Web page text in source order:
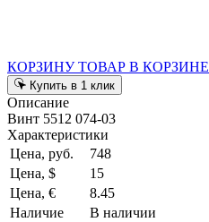
КОРЗИНУ ТОВАР В КОРЗИНЕ
Купить в 1 клик
Описание
Винт 5512 074-03
Характеристики
Цена, руб.
748
Цена, $
15
Цена, €
8.45
Наличие
В наличии